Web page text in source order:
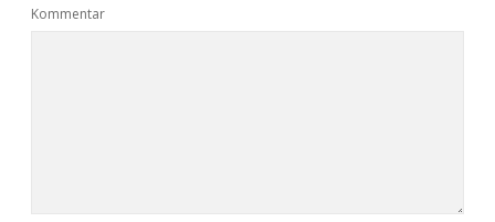
Kommentar